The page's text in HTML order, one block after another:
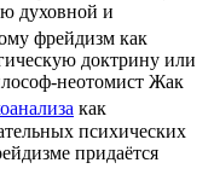
духовной и
фрейдизм как
доктрину или
неотомист Жак
как
психических
придаётся